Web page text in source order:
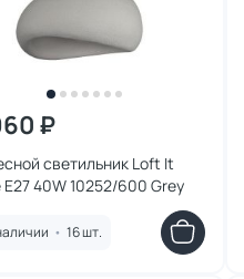
₽
светильник Loft It
40W 10252/600 Grey
• 16 шт.